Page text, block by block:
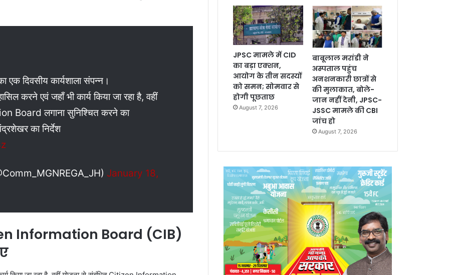
एक दिवसीय कार्यशाला संपन्न।
करने एवं जहाँ भी कार्य किया जा रहा है, वहीं
Board लगाना सुनिश्चित करने का
का निर्देश
January 18,
Information Board (CIB)
JPSC मामले में CID
का बड़ा एक्शन,
आयोग के तीन सदस्यों
को समन; सोमवार से
होगी पूछताछ
August 7, 2026
बाबूलाल मरांडी ने
अस्पताल पहुंच
अनशनकारी छात्रों से
की मुलाकात, बोले-
जान नहीं देनी, JPSC-
JSSC मामले की CBI
जांच हो
August 7, 2026